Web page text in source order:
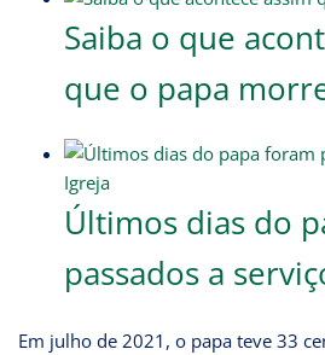
Saiba o que
que o papa
Últimos dias do
passados a
Em julho de 2021, o papa teve 33